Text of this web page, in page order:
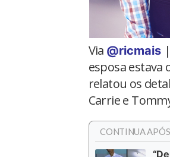
Via @ricmais
esposa
relatou os
Carrie e
CONTINUA